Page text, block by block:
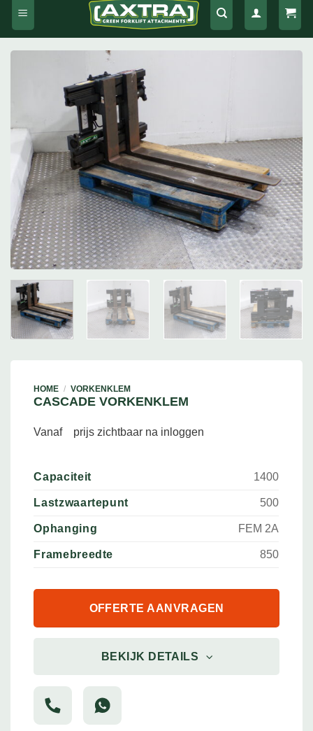
HOME / VORKENKLEM
CASCADE VORKENKLEM
Vanaf prijs zichtbaar na inloggen
Capaciteit 1400
Lastzwaartepunt 500
Ophanging FEM 2A
Framebreedte 850
OFFERTE AANVRAGEN
BEKIJK DETAILS